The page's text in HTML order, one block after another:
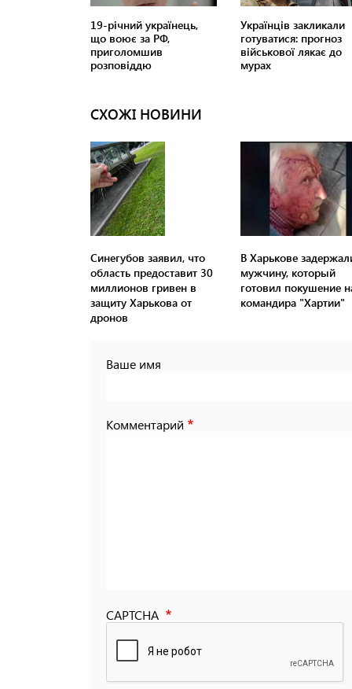
СХОЖІ НОВИНИ
Синегубов заявил, что
область предоставит 30
миллионов гривен в
защиту Харькова от
дронов
В Харькове
мужчину, который
готовил покушение
командира "Хартии"
Ваше имя
Комментарий
CAPTCHA